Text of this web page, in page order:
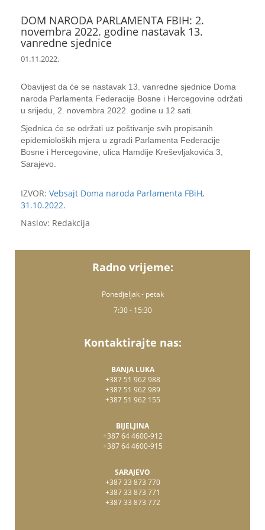
DOM NARODA PARLAMENTA FBIH: 2.
novembra 2022. godine nastavak 13.
vanredne sjednice
01.11.2022.
Obavijest da će se nastavak 13. vanredne sjednice Doma
naroda Parlamenta Federacije Bosne i Hercegovine održati
u srijedu, 2. novembra 2022. godine u 12 sati.
Sjednica će se održati uz poštivanje svih propisanih
epidemioloških mjera u zgradi Parlamenta Federacije
Bosne i Hercegovine, ulica Hamdije Kreševljakovića 3,
Sarajevo.
IZVOR: Vebsajt Doma naroda Parlamenta FBiH,
31.10.2022.
Naslov: Redakcija
Radno vrijeme:
Ponedjeljak - petak
7:30 - 15:30
Kontaktirajte nas:
BANJA LUKA
+387 51 962 988
+387 51 962 989
+387 51 962 155
BIJELJINA
+387 64 4600-912
+387 64 4600-915
SARAJEVO
+387 33 873 770
+387 33 873 771
+387 33 873 772